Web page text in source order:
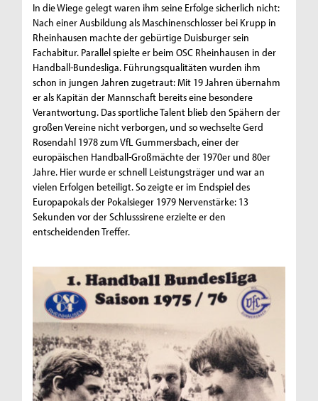
In die Wiege gelegt waren ihm seine Erfolge sicherlich nicht:
Nach einer Ausbildung als Maschinenschlosser bei Krupp in
Rheinhausen machte der gebürtige Duisburger sein
Fachabitur. Parallel spielte er beim OSC Rheinhausen in der
Handball-Bundesliga. Führungsqualitäten wurden ihm
schon in jungen Jahren zugetraut: Mit 19 Jahren übernahm
er als Kapitän der Mannschaft bereits eine besondere
Verantwortung. Das sportliche Talent blieb den Spähern der
großen Vereine nicht verborgen, und so wechselte Gerd
Rosendahl 1978 zum VfL Gummersbach, einer der
europäischen Handball-Großmächte der 1970er und 80er
Jahre. Hier wurde er schnell Leistungsträger und war an
vielen Erfolgen beteiligt. So zeigte er im Endspiel des
Europapokals der Pokalsieger 1979 Nervenstärke: 13
Sekunden vor der Schlusssirene erzielte er den
entscheidenden Treffer.